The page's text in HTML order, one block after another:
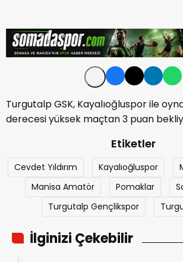
Turgutalp GSK, Kayalıoğluspor ile
derecesi yüksek maçtan 3 puan
Etiketler
Cevdet Yıldırım Kayalıoğluspor
Manisa Amatör
Pomaklar
Turgutalp Gençlikspor
İlginizi Çekebilir